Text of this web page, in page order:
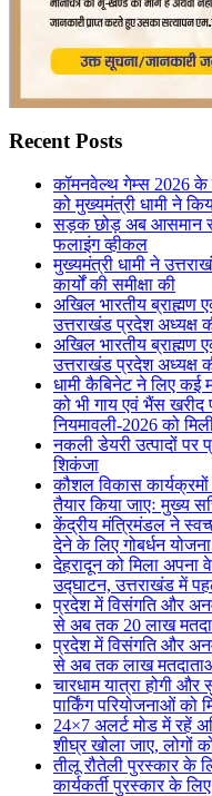
Recent Posts
कॉमनवेल्थ गेम्स 2026 के
को मुख्यमंत्री धामी ने
सड़क छोड़ अब आसमान से
फलाइंग व्हीकल
मुख्यमंत्री धामी ने
कार्यों की समीक्षा की
अखिल भारतीय ब्राह्मण
उत्तराखंड प्रदेश अध्यक्ष
अखिल भारतीय ब्राह्मण
उत्तराखंड प्रदेश अध्यक्ष
धामी कैबिनेट ने लिए कई
को भी गाय एवं भैंस खरीद
नियमावली-2026 को
नकली डेयरी उत्पादों पर
शिकंजा
कौशल विकास
तैयार किया जाएः मुख्य
केंद्रीय मंत्रिमंडल ने
देने के लिए गोबर्धन
देहरादून को मिला
उद्घाटन, उत्तराखंड में
प्रदेश में विसंगति और
से अब तक 20 लाख
प्रदेश में विसंगति और
से अब तक लाख
चारधाम यात्रा होगी
पार्किंग परियोजनाओं को
24×7 अलर्ट मोड में रहें
शीघ्र खोला जाए, लोगों
तीलू रौतेली पुरस्कार के
कार्यकर्ती पुरस्कार के लिए